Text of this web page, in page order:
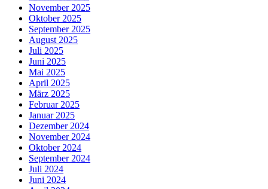
November 2025
Oktober 2025
September 2025
August 2025
Juli 2025
Juni 2025
Mai 2025
April 2025
März 2025
Februar 2025
Januar 2025
Dezember 2024
November 2024
Oktober 2024
September 2024
Juli 2024
Juni 2024